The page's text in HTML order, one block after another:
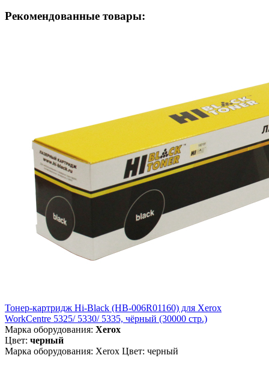
Рекомендованные товары:
Тонер-картридж Hi-Black (HB-006R01160) для Xerox
WorkCentre 5325/ 5330/ 5335, чёрный (30000 стр.)
Марка оборудования: Xerox
Цвет: черный
Марка оборудования: Xerox Цвет: черный